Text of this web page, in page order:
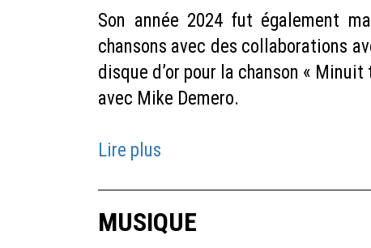
Son année 2024 fut également
chansons avec des collaborations
disque d’or pour la chanson «
avec Mike Demero.
Lire plus
MUSIQUE